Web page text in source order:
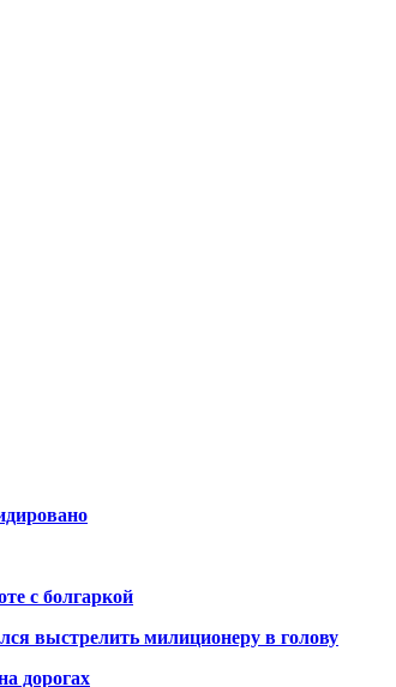
с болгаркой
выстрелить милиционеру в голову
дорогах